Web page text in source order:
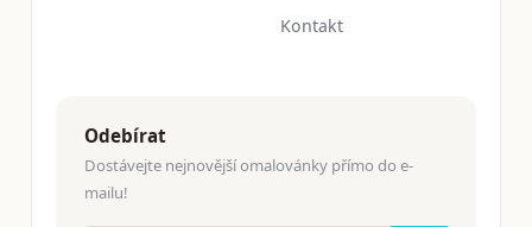
Kontakt
Odebírat
Dostávejte nejnovější omalovánky přímo do e-
mailu!